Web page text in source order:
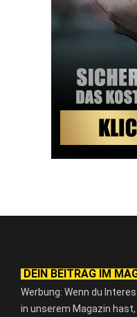
DEIN BEITRAG IM
Werbung: Wenn du
in unserem Magazin